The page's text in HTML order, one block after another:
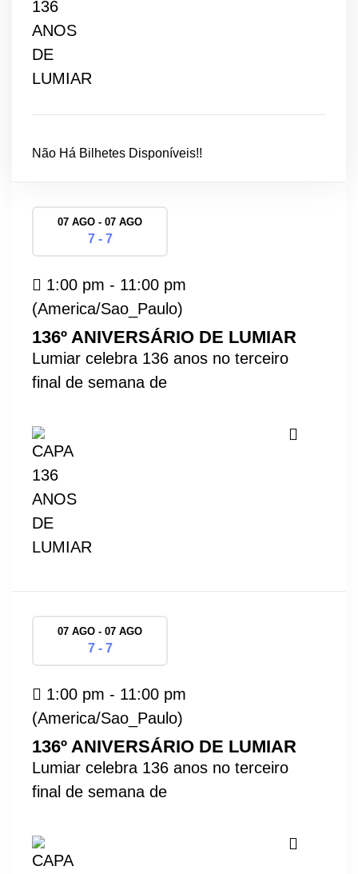
Não Há Bilhetes Disponíveis!!
07 AGO - 07 AGO
7 - 7
1:00 pm - 11:00 pm
(America/Sao_Paulo)
136º ANIVERSÁRIO DE LUMIAR
Lumiar celebra 136 anos no terceiro
final de semana de
07 AGO - 07 AGO
7 - 7
1:00 pm - 11:00 pm
(America/Sao_Paulo)
136º ANIVERSÁRIO DE LUMIAR
Lumiar celebra 136 anos no terceiro
final de semana de